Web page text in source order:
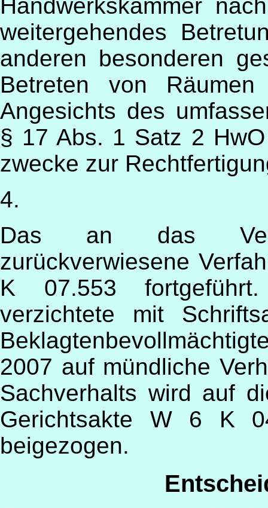
Handwerkskammer
weitergehendes
anderen besonderen
Betreten von
Angesichts des
§ 17 Abs. 1 Satz 2
zwecke zur
4.
Das an das
zurückverwiesene
K 07.553 fortgeführt.
verzichtete mit
2007 auf mündliche
Sachverhalts wird auf
Gerichtsakte W 6 K
beigezogen.